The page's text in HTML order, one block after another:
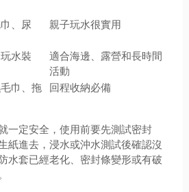
、尿
親子玩水很實用
水裝
適合海邊、露營和長時間
活動
巾、拖
回程收納必備
一定安全，使用前要先測試密封
紙進去，浸水或沖水測試後確認沒
水套已經老化、密封條變形或有破